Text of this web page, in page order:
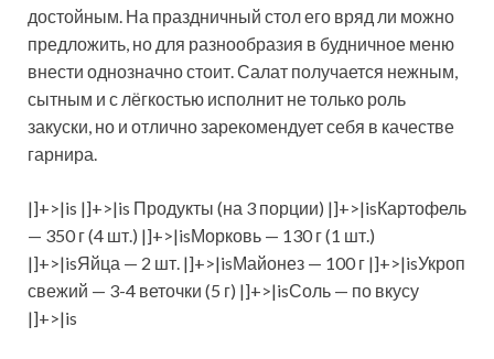
достойным. На праздничный стол его вряд ли можно
предложить, но для разнообразия в будничное меню
внести однозначно стоит. Салат получается нежным,
сытным и с лёгкостью исполнит не только роль
закуски, но и отлично зарекомендует себя в качестве
гарнира.
|]+>|is |]+>|is Продукты (на 3 порции) |]+>|isКартофель
— 350 г (4 шт.) |]+>|isМорковь — 130 г (1 шт.)
|]+>|isЯйца — 2 шт. |]+>|isМайонез — 100 г |]+>|isУкроп
свежий — 3-4 веточки (5 г) |]+>|isСоль — по вкусу
|]+>|is